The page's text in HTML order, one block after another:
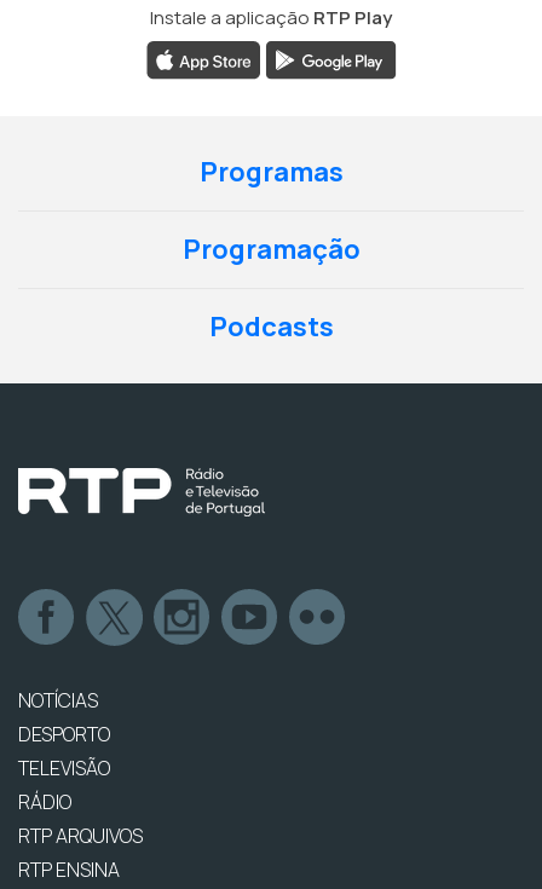
Instale a aplicação RTP Play
Programas
Programação
Podcasts
NOTÍCIAS
DESPORTO
TELEVISÃO
RÁDIO
RTP ARQUIVOS
RTP ENSINA